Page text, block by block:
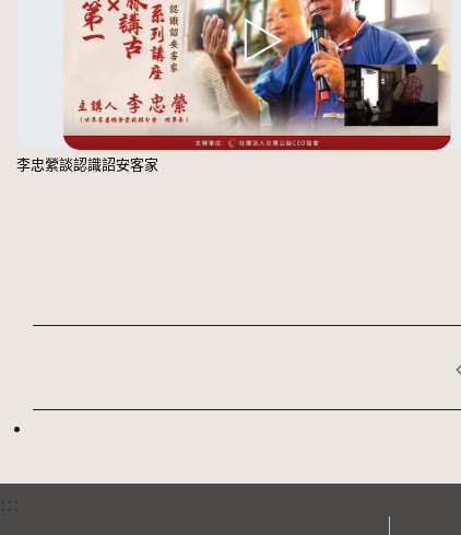
李忠縈談認識詔安客家
:::